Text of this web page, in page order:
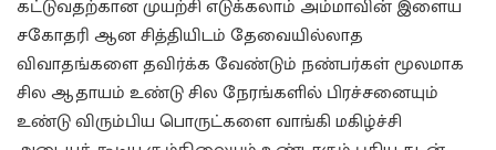
கட்டுவதற்கான முயற்சி எடுக்கலாம் அம்மாவின் இளைய
சகோதரி ஆன சித்தியிடம் தேவையில்லாத
விவாதங்களை தவிர்க்க வேண்டும் நண்பர்கள் மூலமாக
சில ஆதாயம் உண்டு சில நேரங்களில் பிரச்சனையும்
உண்டு விரும்பிய பொருட்களை வாங்கி மகிழ்ச்சி